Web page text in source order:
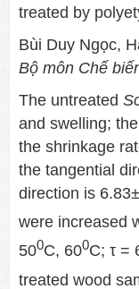
treated by
Bùi Duy Ngọc,
Bộ môn Chế
The untreated
and swelling;
the shrinkage
the tangential
direction is
were increased
500C, 600C; τ =
treated wood